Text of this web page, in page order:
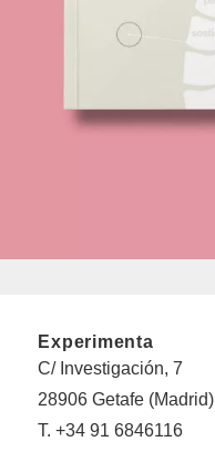
Experimenta
C/ Investigación, 7
28906 Getafe (Madrid)
T. +34 91 6846116